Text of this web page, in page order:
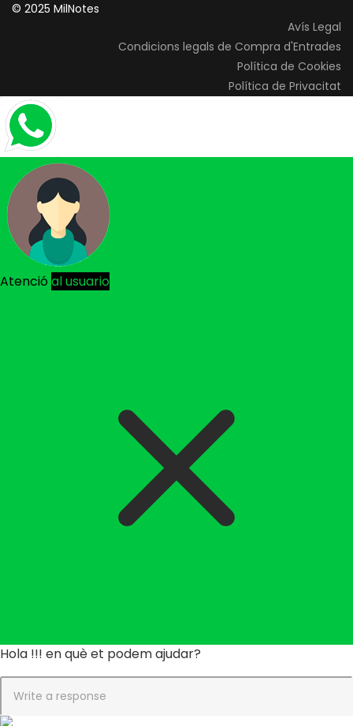
© 2025 MilNotes
Avís Legal
Condicions legals de Compra d'Entrades
Política de Cookies
Política de Privacitat
Atenció al usuario
Hola !!! en què et podem ajudar?